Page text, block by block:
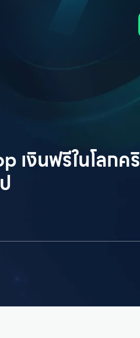
เงินฟรีในโลกค